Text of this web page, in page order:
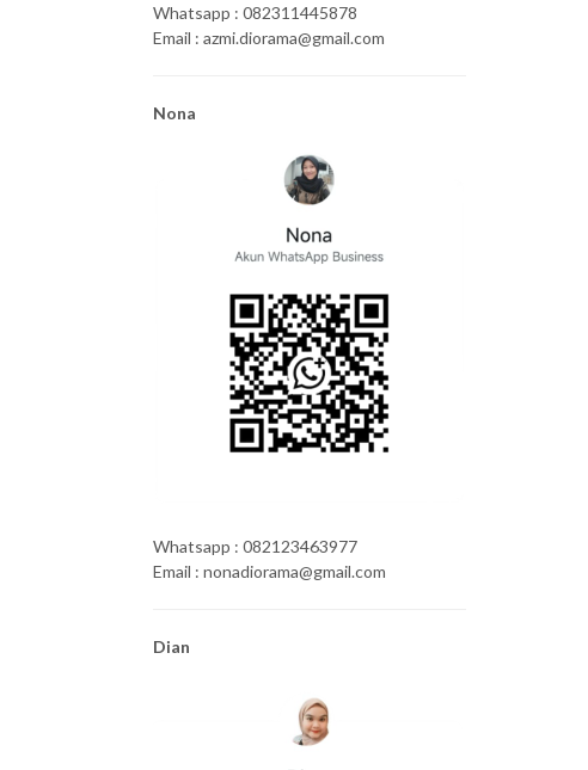
Whatsapp : 082311445878
Email : azmi.diorama@gmail.com
Nona
Whatsapp : 082123463977
Email : nonadiorama@gmail.com
Dian